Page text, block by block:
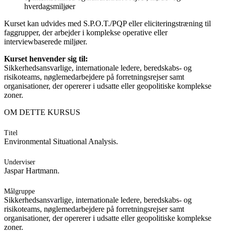
hverdagsmiljøer
Kurset kan udvides med S.P.O.T./PQP eller eliciteringstræning til
faggrupper, der arbejder i komplekse operative eller
interviewbaserede miljøer.
Kurset henvender sig til:
Sikkerhedsansvarlige, internationale ledere, beredskabs- og
risikoteams, nøglemedarbejdere på forretningsrejser samt
organisationer, der opererer i udsatte eller geopolitiske komplekse
zoner.
OM DETTE KURSUS
Titel
Environmental Situational Analysis.
Underviser
Jaspar Hartmann.
Målgruppe
Sikkerhedsansvarlige, internationale ledere, beredskabs- og
risikoteams, nøglemedarbejdere på forretningsrejser samt
organisationer, der opererer i udsatte eller geopolitiske komplekse
zoner.